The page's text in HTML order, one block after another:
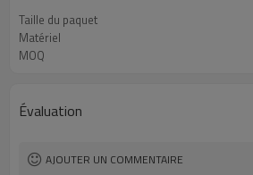
Taille du paquet
Matériel
MOQ
Évaluation
AJOUTER UN COMMENTAIRE